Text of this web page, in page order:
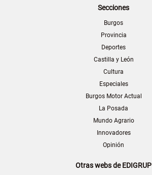
Secciones
Burgos
Provincia
Deportes
Castilla y León
Cultura
Especiales
Burgos Motor Actual
La Posada
Mundo Agrario
Innovadores
Opinión
Otras webs de EDIGRUP